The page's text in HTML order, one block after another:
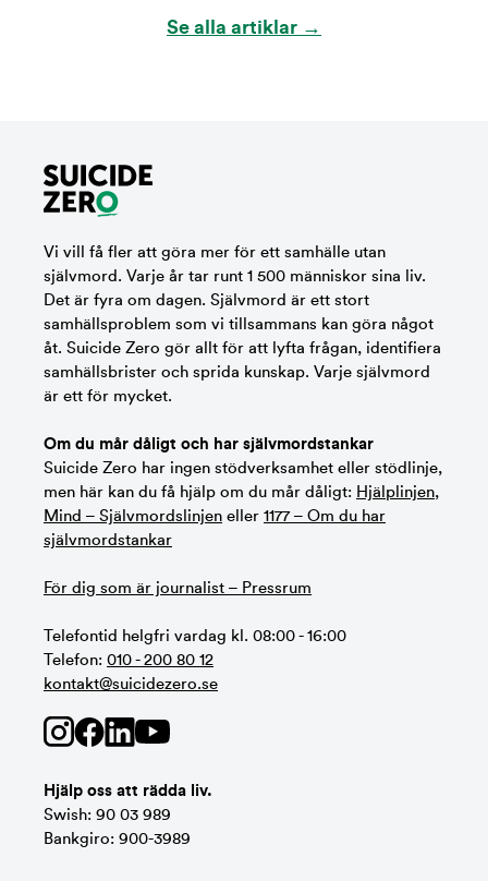
Se alla artiklar →
Vi vill få fler att göra mer för ett samhälle utan
självmord. Varje år tar runt 1 500 människor sina liv.
Det är fyra om dagen. Självmord är ett stort
samhällsproblem som vi tillsammans kan göra något
åt. Suicide Zero gör allt för att lyfta frågan, identifiera
samhällsbrister och sprida kunskap. Varje självmord
är ett för mycket.
Om du mår dåligt och har självmordstankar
Suicide Zero har ingen stödverksamhet eller stödlinje,
men här kan du få hjälp om du mår dåligt: Hjälplinjen,
Mind – Självmordslinjen eller 1177 – Om du har
självmordstankar
För dig som är journalist – Pressrum
Telefontid helgfri vardag kl. 08:00 - 16:00
Telefon: 010 - 200 80 12
kontakt@suicidezero.se
Hjälp oss att rädda liv.
Swish: 90 03 989
Bankgiro: 900-3989